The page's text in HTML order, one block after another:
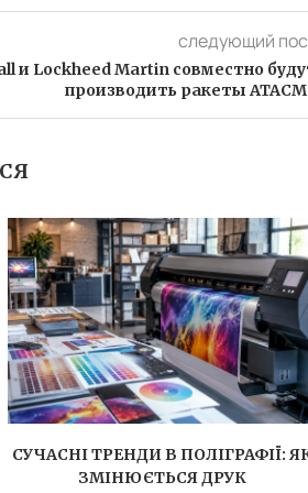
следующий
и Lockheed Martin совместно
производить ракеты
СУЧАСНІ ТРЕНДИ В ПОЛІГРАФІЇ:
ЗМІНЮЄТЬСЯ ДРУК